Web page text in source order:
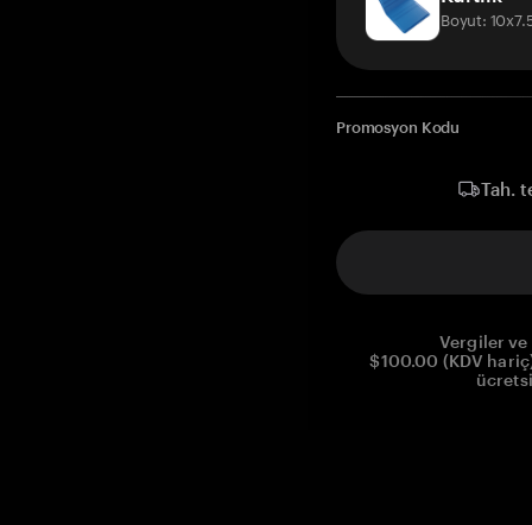
Boyut:
Promosyon Kodu
Tah.
Vergiler
$100.00 (KDV